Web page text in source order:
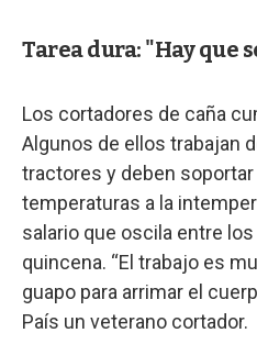
Tarea dura: "Hay que
Los cortadores de caña
Algunos de ellos trabajan
tractores y deben
temperaturas a la
salario que oscila entre
quincena. “El trabajo es
guapo para arrimar el
País un veterano cortador.